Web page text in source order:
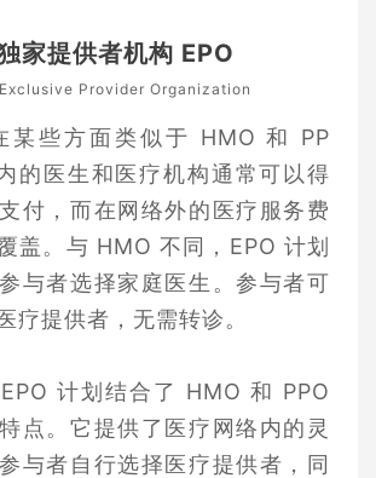
家提供者机构 EPO
Provider Organization
某些方面类似于 HMO 和 PP
的医生和医疗机构通常可以得
付，而在网络外的医疗服务费
盖。与 HMO 不同，EPO 计划
与者选择家庭医生。参与者可
疗提供者，无需转诊。
计划结合了 HMO 和 PPO
点。它提供了医疗网络内的灵
与者自行选择医疗提供者，同